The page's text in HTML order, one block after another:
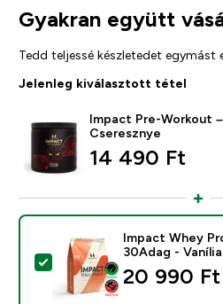
Gyakran együtt
Tedd teljessé készletedet egymást
Jelenleg kiválasztott tétel
Impact Pre-Workout
Cseresznye
14 490 Ft‎
Termék kiválasztása -
Impact Whey
30Adag - Vanília
20 990 Ft‎